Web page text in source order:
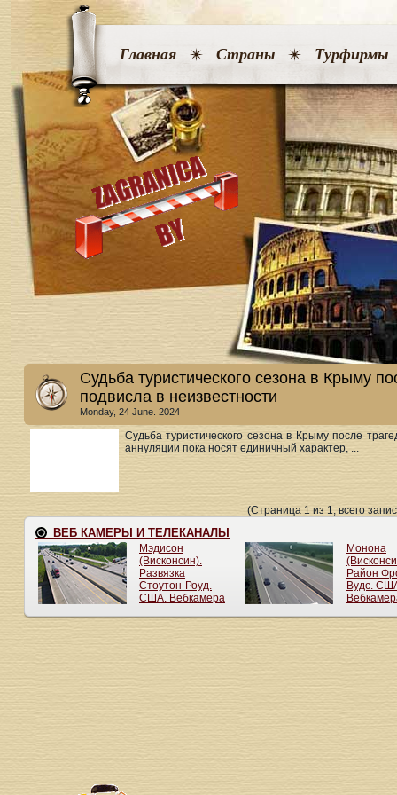
Главная Страны Турфирмы
Судьба туристического сезона в Крыму
подвисла в неизвестности
Monday, 24 June. 2024
Судьба туристического сезона в Крыму после
аннуляции пока носят единичный характер, ...
(Страница 1 из 1, всего